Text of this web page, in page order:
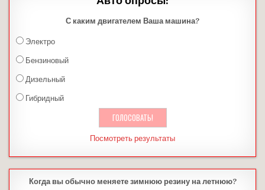
С каким двигателем Ваша машина?
Электро
Бензиновый
Дизельный
Гибридный
Посмотреть результаты
Когда вы обычно меняете зимнюю резину на летнюю?